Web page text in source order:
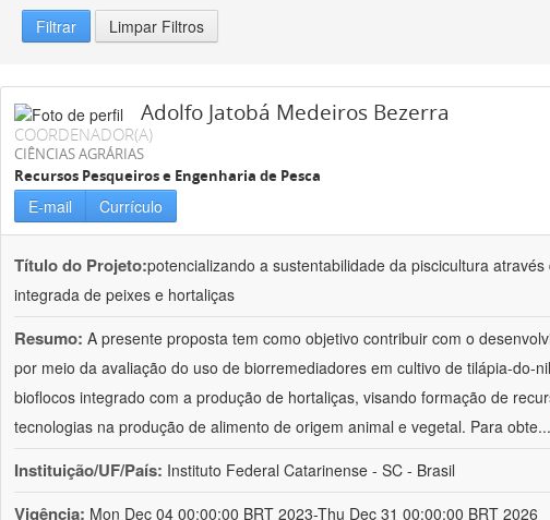
Filtrar Limpar Filtros
Adolfo Jatobá Medeiros Bezerra
COORDENADOR(A)
CIÊNCIAS AGRÁRIAS
Recursos Pesqueiros e Engenharia de Pesca
E-mail Currículo
Título do Projeto:potencializando a sustentabilidade da piscicultura
integrada de peixes e hortaliças
Resumo: A presente proposta tem como objetivo contribuir com o
por meio da avaliação do uso de biorremediadores em cultivo de tilápia-do-
bioflocos integrado com a produção de hortaliças, visando formação de
tecnologias na produção de alimento de origem animal e vegetal. Para obte...
Instituição/UF/País: Instituto Federal Catarinense - SC - Brasil
Vigência: Mon Dec 04 00:00:00 BRT 2023-Thu Dec 31 00:00:00 BRT 2026